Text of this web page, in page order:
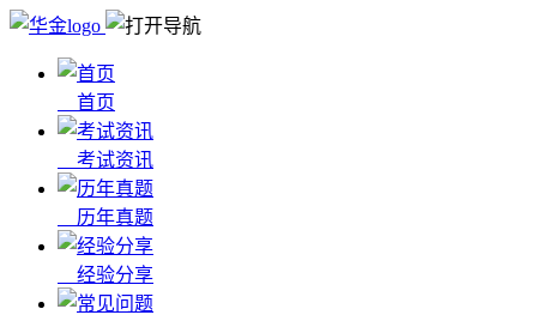
首页
考试资讯
历年真题
经验分享